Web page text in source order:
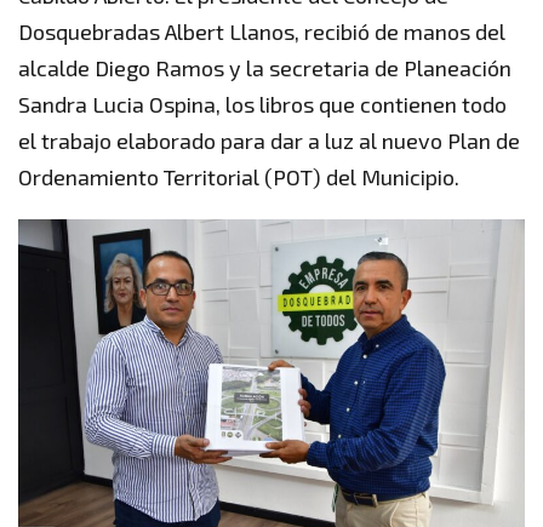
Dosquebradas Albert Llanos, recibió de manos del
alcalde Diego Ramos y la secretaria de Planeación
Sandra Lucia Ospina, los libros que contienen todo
el trabajo elaborado para dar a luz al nuevo Plan de
Ordenamiento Territorial (POT) del Municipio.